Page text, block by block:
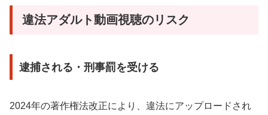
違法アダルト動画視聴のリスク
逮捕される・刑事罰を受ける
2024年の著作権法改正により、違法にアップロードされ